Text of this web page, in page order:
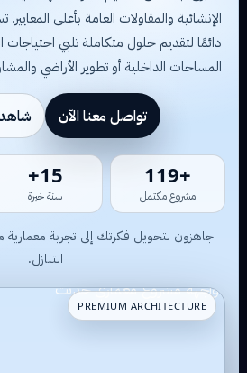
دائمًا لتقديم حلول متكاملة تلبي احتياجات
المساحات الداخلية أو تطوير الأراضي
تواصل معنا الآن
+112
مشروع مكتمل
14+
سنة خبرة
جاهزون لتحويل فكرتك إلى تجربة معمارية
التنازل.
PREMIUM ARCHITECTURE